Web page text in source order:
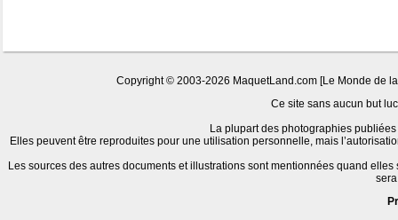
Copyright © 2003-2026 MaquetLand.com [Le Monde de
Ce site sans aucun but
La plupart des photographies
Elles peuvent être reproduites pour une utilisation personnelle, mais
Les sources des autres documents et illustrations sont mentionnées quand